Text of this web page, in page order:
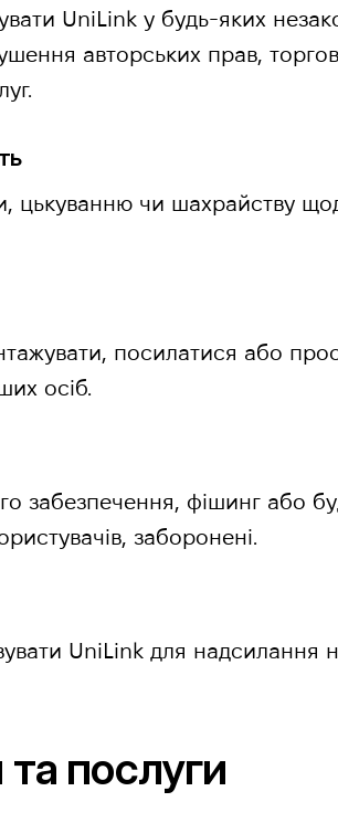
UniLink у будь-яких
авторських прав,
цькуванню чи шахрайству
посилатися або
осіб.
забезпечення, фішинг або
заборонені.
UniLink для надсилання
послуги